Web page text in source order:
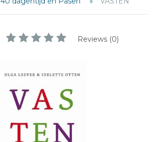
Reviews (0)